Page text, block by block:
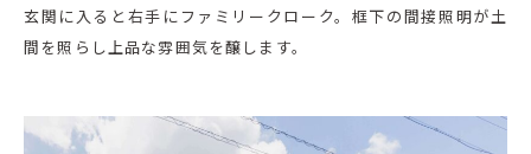
玄関に入ると右手にファミリークローク。框下の間接照明が土
間を照らし上品な雰囲気を醸します。